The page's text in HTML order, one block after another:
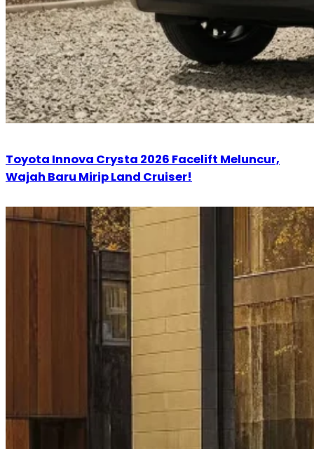
Toyota Innova Crysta 2026 Facelift Meluncur,
Wajah Baru Mirip Land Cruiser!